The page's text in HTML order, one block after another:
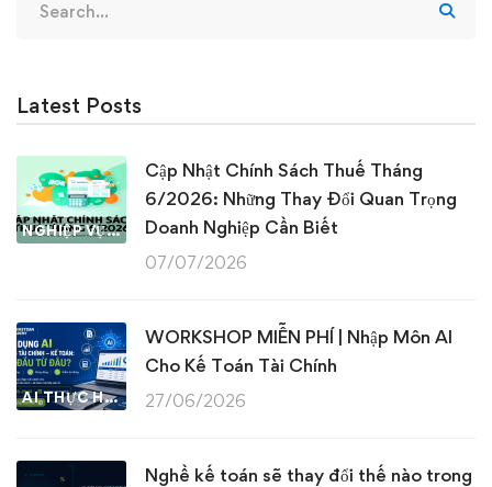
for:
Latest Posts
NGHIỆP VỤ KẾ TOÁN & THUẾ
Cập Nhật Chính Sách Thuế Tháng
6/2026: Những Thay Đổi Quan Trọng
Doanh Nghiệp Cần Biết
07/07/2026
AI THỰC HÀNH
WORKSHOP MIỄN PHÍ | Nhập Môn AI
Cho Kế Toán Tài Chính
27/06/2026
Nghề kế toán sẽ thay đổi thế nào trong